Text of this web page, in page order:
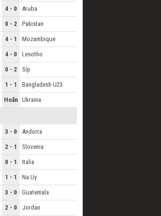
4 - 0 Aruba
0 - 2 Pakistan
4 - 1 Mozambique
4 - 0 Lesotho
0 - 2 Síp
1 - 1 Bangladesh U23
Hoãn Ukraina
3 - 0 Andorra
2 - 1 Slovenia
0 - 1 Italia
1 - 1 Na Uy
3 - 0 Guatemala
2 - 0 Jordan